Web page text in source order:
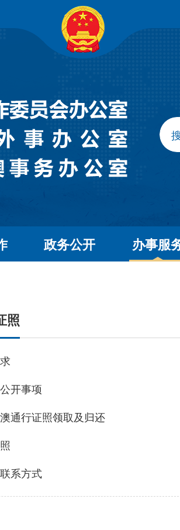
自治区政府组成部门
发展和改革委员会
人力资源和社会保障厅
生态环境厅
水利厅
文化和旅游厅
应急管理厅
自治区直属机构
市场监督管理局
政务公开 办事服
照
开事项
通行证照领取及归还
系方式